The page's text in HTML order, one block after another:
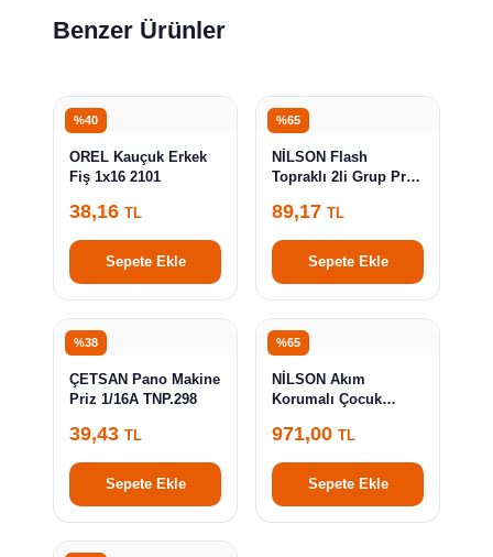
Benzer Ürünler
%40
OREL Kauçuk Erkek
Fiş 1x16 2101
38,16 TL
Sepete Ekle
%65
NİLSON Flash
Topraklı 2li Grup Priz
89,17 TL
Sepete Ekle
%38
ÇETSAN Pano Makine
Priz 1/16A TNP.298
39,43 TL
Sepete Ekle
%65
NİLSON Akım
Korumalı Çocuk
Topraklı USB+TYPE-C
Girişli 3lü Grup Priz
1,5m Beyaz Blisterli
44 13 61 15
971,00 TL
Sepete Ekle